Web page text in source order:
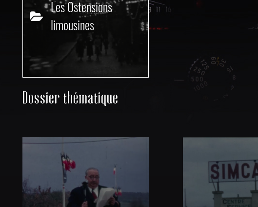
Les Ostensions
limousines
Dossier thématique